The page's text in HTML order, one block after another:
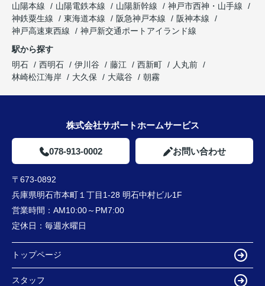
山陽本線
山陽電鉄本線 山陽新幹線
神戸市西神・山手線
神鉄粟生線
東海道本線 阪急神戸本線
阪神本線
神戸高速東西線
神戸新交通ポートアイランド線
駅から探す
明石
西明石 伊川谷 藤江 西新町
人丸前
林崎松江海岸
大久保 大蔵谷 朝霧
株式会社サポートホームサービス
078-913-0002 お問い合わせ
〒673-0892
兵庫県明石市本町１丁目1-28 明石中村ビル1F
営業時間： AM10:00～PM7:00
定休日： 毎週水曜日
トップページ
スタッフ